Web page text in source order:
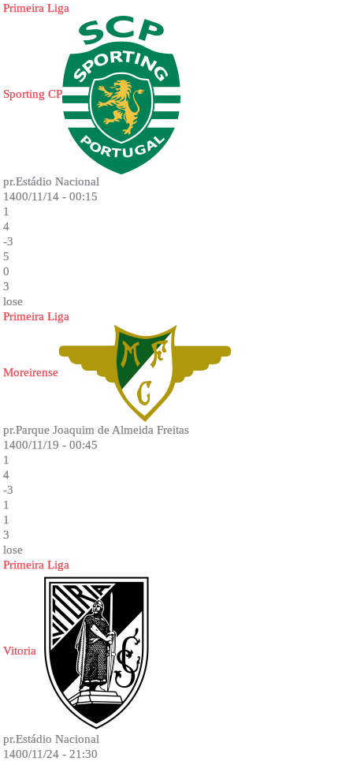
Primeira Liga
Sporting CP
pr.Estádio Nacional
1400/11/14 - 00:15
1
4
-3
5
0
3
lose
Primeira Liga
Moreirense
pr.Parque Joaquim de Almeida Freitas
1400/11/19 - 00:45
1
4
-3
1
1
3
lose
Primeira Liga
Vitoria
pr.Estádio Nacional
1400/11/24 - 21:30